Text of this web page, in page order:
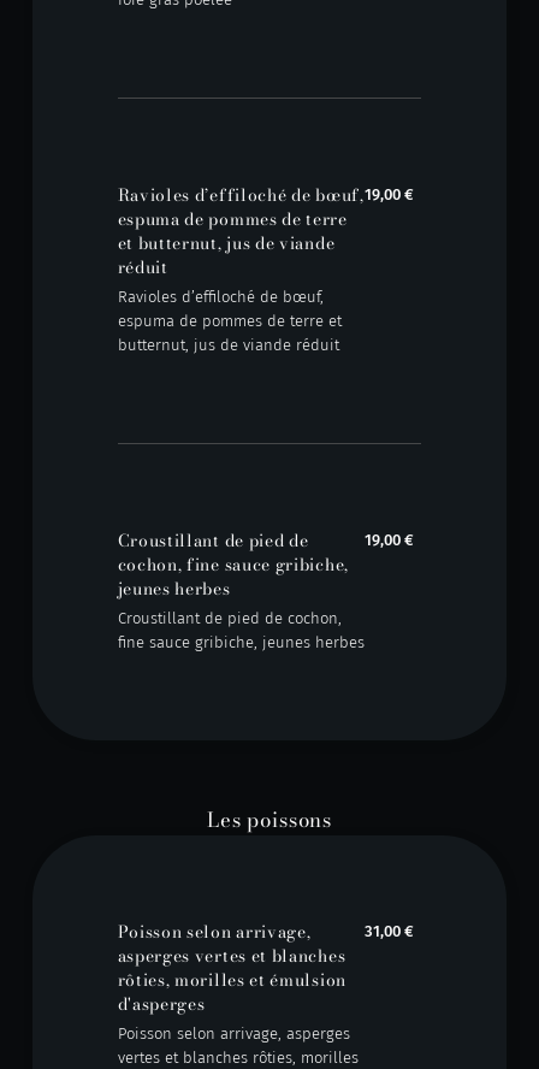
Ravioles d’effiloché de bœuf,
espuma de pommes de terre
et butternut, jus de viande
réduit
Ravioles d’effiloché de bœuf,
espuma de pommes de terre et
butternut, jus de viande réduit
19,00 €
Croustillant de pied de
cochon, fine sauce gribiche,
jeunes herbes
Croustillant de pied de cochon,
fine sauce gribiche, jeunes herbes
19,00 €
Les poissons
Poisson selon arrivage,
asperges vertes et blanches
rôties, morilles et émulsion
d'asperges
Poisson selon arrivage, asperges
vertes et blanches rôties, morilles
31,00 €